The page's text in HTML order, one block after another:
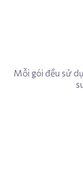
Mỗi gói đều sử